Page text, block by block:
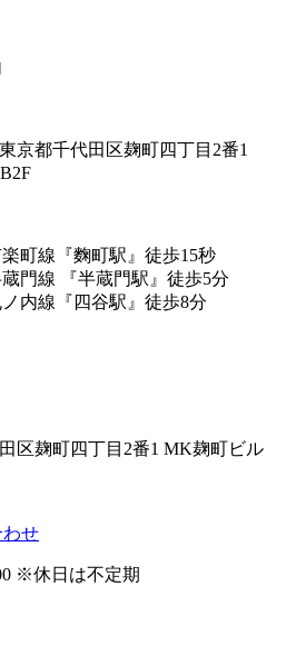
京都千代田区麹町四丁目2番1
町線『麴町駅』徒歩15秒
門線 『半蔵門駅』徒歩5分
内線『四谷駅』徒歩8分
区麹町四丁目2番1 MK麹町ビル
わせ
※休日は不定期